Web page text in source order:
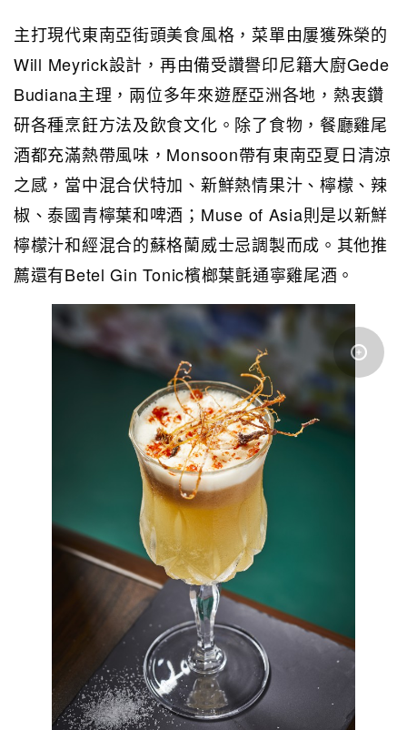
主打現代東南亞街頭美食風格，菜單由屢獲殊榮的
Will Meyrick設計，再由備受讚譽印尼籍大廚Gede
Budiana主理，兩位多年來遊歷亞洲各地，熱衷鑽
研各種烹飪方法及飲食文化。除了食物，餐廳雞尾
酒都充滿熱帶風味，Monsoon帶有東南亞夏日清涼
之感，當中混合伏特加、新鮮熱情果汁、檸檬、辣
椒、泰國青檸葉和啤酒；Muse of Asia則是以新鮮
檸檬汁和經混合的蘇格蘭威士忌調製而成。其他推
薦還有Betel Gin Tonic檳榔葉氈通寧雞尾酒。